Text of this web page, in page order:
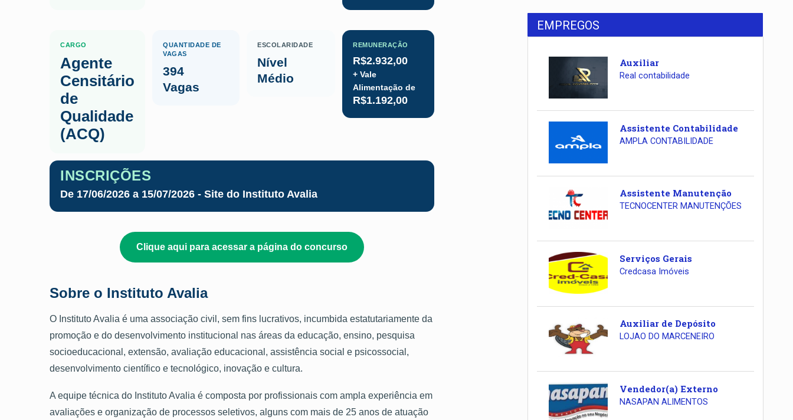
CARGO
Agente
Censitário
de
Qualidade
(ACQ)
QUANTIDADE DE
VAGAS
394
Vagas
ESCOLARIDADE
Nível
Médio
REMUNERAÇÃO
R$2.932,00
+ Vale
Alimentação de
R$1.192,00
INSCRIÇÕES
De 17/06/2026 a 15/07/2026 - Site do Instituto Avalia
Clique aqui para acessar a página do concurso
Sobre o Instituto Avalia
O Instituto Avalia é uma associação civil, sem fins lucrativos, incumbida estatutariamente da
promoção e do desenvolvimento institucional nas áreas da educação, ensino, pesquisa
socioeducacional, extensão, avaliação educacional, assistência social e psicossocial,
desenvolvimento científico e tecnológico, inovação e cultura.
A equipe técnica do Instituto Avalia é composta por profissionais com ampla experiência em
avaliações e organização de processos seletivos, alguns com mais de 25 anos de atuação
EMPREGOS
Auxiliar
Real contabilidade
Assistente Contabilidade
AMPLA CONTABILIDADE
Assistente Manutenção
TECNOCENTER MANUTENÇÕES
Serviços Gerais
Credcasa Imóveis
Auxiliar de Depósito
LOJAO DO MARCENEIRO
Vendedor(a) Externo
NASAPAN ALIMENTOS